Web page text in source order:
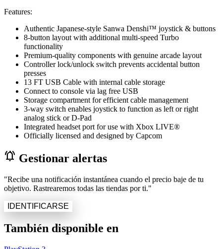
Features:
Authentic Japanese-style Sanwa Denshi™ joystick & buttons
8-button layout with additional multi-speed Turbo
functionality
Premium-quality components with genuine arcade layout
Controller lock/unlock switch prevents accidental button
presses
13 FT USB Cable with internal cable storage
Connect to console via lag free USB
Storage compartment for efficient cable management
3-way switch enables joystick to function as left or right
analog stick or D-Pad
Integrated headset port for use with Xbox LIVE®
Officially licensed and designed by Capcom
notifications_active Gestionar alertas
"Recibe una notificación instantánea cuando el precio baje de tu
objetivo. Rastrearemos todas las tiendas por ti."
IDENTIFICARSE
También disponible en